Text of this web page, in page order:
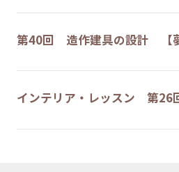
第40回 造作建具の設計 【
インテリア・レッスン 第26